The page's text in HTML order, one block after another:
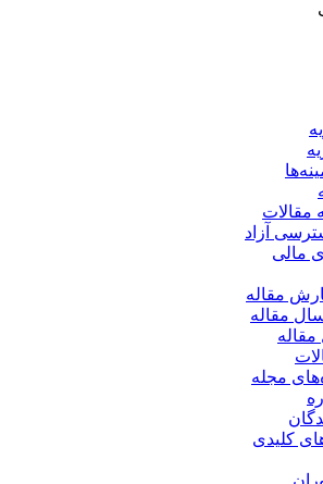
آزاد
مالی
مقاله
مقاله
مجله
کلیدی